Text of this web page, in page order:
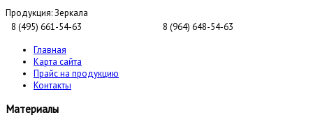
Продукция:Зеркала
8 (495) 661-54-63
8 (964) 648-54-63
Главная
Карта сайта
Прайс на продукцию
Контакты
Материалы